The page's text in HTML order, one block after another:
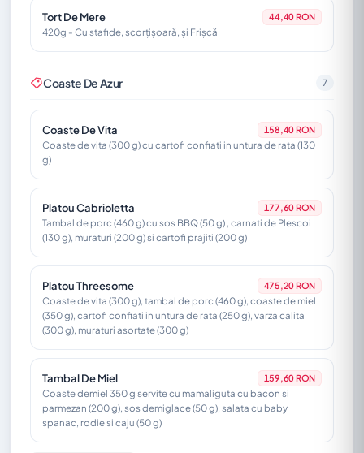
Tort De Mere 44,40 RON
420g - Cu stafide, scorțișoară, și Frișcă
Coaste De Azur 7
Coaste De Vita 158,40 RON
Coaste de vita (300 g) cu cartofi confiati in untura de rata (130
g)
Platou Cabrioletta 177,60 RON
Tambal de porc (460 g) cu sos BBQ (50 g) , carnati de Plescoi
(130 g), muraturi (200 g) si cartofi prajiti (200 g)
Platou Threesome 475,20 RON
Coaste de vita (300 g), tambal de porc (460 g), coaste de miel
(350 g), cartofi confiati in untura de rata (250 g), varza calita
(300 g), muraturi asortate (300 g)
Tambal De Miel 159,60 RON
Coaste demiel 350 g servite cu mamaliguta cu bacon si
parmezan (200 g), sos demiglace (50 g), salata cu baby
spanac, rodie si caju (50 g)